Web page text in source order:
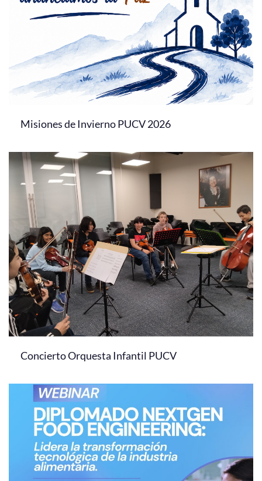
Misiones de Invierno PUCV 2026
Concierto Orquesta Infantil PUCV